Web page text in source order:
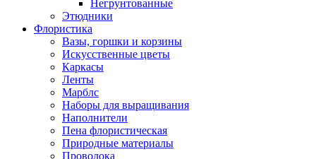
Негрунтованные
Этюдники
Флористика
Вазы, горшки и корзины
Искусственные цветы
Каркасы
Ленты
Марблс
Наборы для выращивания
Наполнители
Пена флористическая
Природные материалы
Проволока